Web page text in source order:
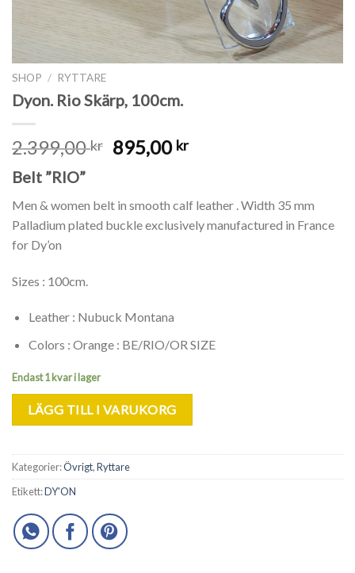
SHOP / RYTTARE
Dyon. Rio Skärp, 100cm.
2.399,00kr 895,00 kr
Belt ”RIO”
Men & women belt in smooth calf leather . Width 35 mm
Palladium plated buckle exclusively manufactured in France
for Dy’on
Sizes : 100cm.
Leather : Nubuck Montana
Colors : Orange : BE/RIO/OR SIZE
Endast 1 kvar i lager
LÄGG TILL I VARUKORG
Kategorier:Övrigt,Ryttare
Etikett:DY'ON